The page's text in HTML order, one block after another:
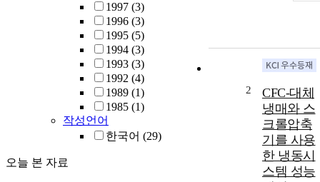
1997 (3)
1996 (3)
1995 (5)
1994 (3)
1993 (3)
1992 (4)
1989 (1)
1985 (1)
작성언어
한국어 (29)
오늘 본 자료
2
CFC-대체
냉매와 스
크롤압축
기를 사용
한 냉동시
스템 성능